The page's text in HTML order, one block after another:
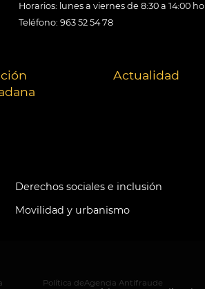
Horarios: lunes a viernes de 8:30 a 14:00
Teléfono: 963 52 54 78
Actualidad
Derechos sociales e inclusión
Movilidad y urbanismo
Política deAgencia Antifraude